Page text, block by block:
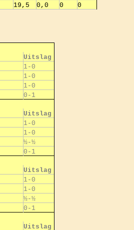
19,5 0,0 0 0
Uitslag
1-0
1-0
1-0
0-1
Uitslag
1-0
1-0
½-½
0-1
Uitslag
1-0
1-0
½-½
0-1
Uitslag